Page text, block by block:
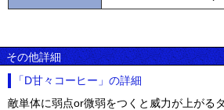
その他詳細
「D甘々コーヒー」の詳細
敵単体に弱点or微弱をつくと威力が上がる